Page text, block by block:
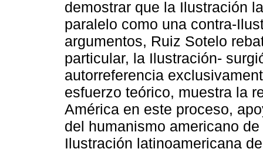
demostrar que la Ilustración
paralelo como una contra-
argumentos, Ruiz Sotelo
particular, la Ilustración-
autorreferencia
esfuerzo teórico, muestra la
América en este proceso,
del humanismo americano
Ilustración latinoamericana